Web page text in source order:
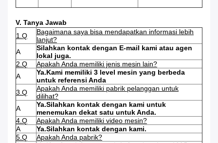
V. Tanya Jawab
1.Q
Bagaimana saya bisa mendapatkan informasi lebih
lanjut?
A
Silahkan kontak dengan E-mail kami atau agen
lokal juga.
2.Q
Apakah Anda memiliki jenis mesin lain?
A
Ya.Kami memiliki 3 level mesin yang berbeda
untuk referensi Anda
3.Q
Apakah Anda memiliki pabrik pelanggan untuk
dilihat?
A
Ya.Silahkan kontak dengan kami untuk
menemukan dekat satu untuk Anda.
4.Q
Apakah Anda memiliki video mesin?
A
Ya.Silahkan kontak dengan kami.
5.Q
Apakah Anda pabrik?